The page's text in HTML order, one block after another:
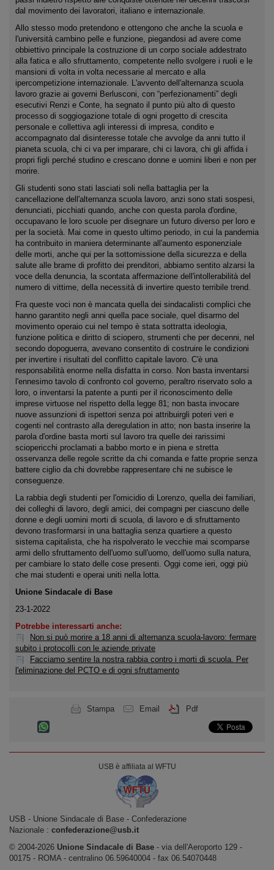
dal movimento dei lavoratori, italiano e internazionale.
Allo stesso modo pretendono e ottengono che anche la scuola e
l'università cambino pelle e funzione, piegandosi ad avere come
obbiettivo principale la costruzione di un corpo sociale addestrato
alla fatica e allo sfruttamento, competente nello svolgere i ruoli e le
mansioni di volta in volta necessarie al mercato e alla
ipercompetizione internazionale. L'avvento dell'alternanza scuola
lavoro grazie ai governi Berlusconi, con “perfezionamenti” degli
esecutivi Renzi e Conte, ha segnato il punto più alto di questo
processo di soggiogazione totale di ogni progetto di crescita
personale e collettiva agli interessi di impresa, condito e
accompagnato dal disinteresse totale che avvolge da anni tutto il
pianeta scuola, chi ci va per imparare, chi ci lavora, chi gli affida i
propri figli perché studino e crescano donne e uomini liberi e non per
morire.
Gli studenti sono stati lasciati soli nella battaglia per la
cancellazione dell'alternanza scuola lavoro, anzi sono stati sospesi,
denunciati, picchiati quando, anche con questa parola d'ordine,
occupavano le loro scuole per disegnare un futuro diverso per loro e
per la società. Mai come in questo ultimo periodo, in cui la pandemia
ha contribuito in maniera determinante all'aumento esponenziale
delle morti, anche qui per la sottomissione della sicurezza e della
salute alle brame di profitto dei prenditori, abbiamo sentito alzarsi la
voce della denuncia, la scontata affermazione dell'intollerabilità del
numero di vittime, della necessità di invertire questo terribile trend.
Fra queste voci non è mancata quella dei sindacalisti complici che
hanno garantito negli anni quella pace sociale, quel disarmo del
movimento operaio cui nel tempo è stata sottratta ideologia,
funzione politica e diritto di sciopero, strumenti che per decenni, nel
secondo dopoguerra, avevano consentito di costruire le condizioni
per invertire i risultati del conflitto capitale lavoro. C'è una
responsabilità enorme nella disfatta in corso. Non basta inventarsi
l'ennesimo tavolo di confronto col governo, peraltro riservato solo a
loro, o inventarsi la patente a punti per il riconoscimento delle
imprese virtuose nel rispetto della legge 81; non basta invocare
nuove assunzioni di ispettori senza poi attribuirgli poteri veri e
cogenti nel contrasto alla deregulation in atto; non basta inserire la
parola d'ordine basta morti sul lavoro tra quelle dei rarissimi
sciopericchi proclamati a babbo morto e in piena e stretta
osservanza delle regole scritte da chi comanda e fatte proprie senza
battere ciglio da chi dovrebbe rappresentare chi ne subisce le
conseguenze.
La rabbia degli studenti per l'omicidio di Lorenzo, quella dei familiari,
dei colleghi di lavoro, degli amici, dei compagni per ciascuno delle
donne e degli uomini morti di scuola, di lavoro e di sfruttamento
devono trasformarsi in una battaglia senza quartiere a questo
sistema capitalista, che ha rispolverato le vecchie mai scomparse
armi dello sfruttamento dell'uomo sull'uomo, dell'uomo sulla natura,
per cambiare lo stato delle cose presenti. Oggi come ieri, oggi più
che mai studenti e operai uniti nella lotta.
Unione Sindacale di Base
23-1-2022
Potrebbe interessarti anche:
Non si può morire a 18 anni di alternanza scuola-lavoro: fermare
subito i protocolli con le aziende private
Facciamo sentire la nostra rabbia contro i morti di scuola. Per
l'eliminazione del PCTO e di ogni sfruttamento
Stampa Email Pdf
USB è affiliata al WFTU
USB ‐ Unione Sindacale di Base - Confederazione
Nazionale : confederazione@usb.it
© 2004-2026 Unione Sindacale di Base ‐ via dell'Aeroporto 129 -
00175 - ROMA - centralino 06.59640004 - fax 06.54070448